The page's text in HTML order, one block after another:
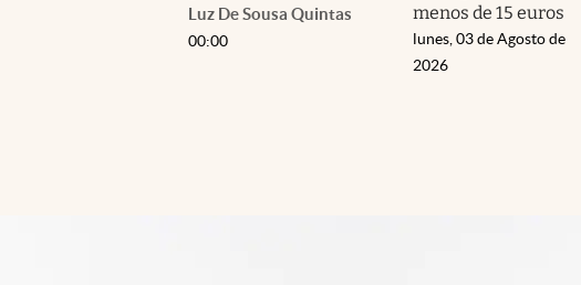
Luz De Sousa Quintas
00:00
menos de 15 euros
lunes, 03 de Agosto de
2026